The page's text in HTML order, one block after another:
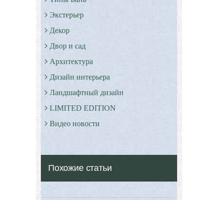
Экстерьер
Декор
Двор и сад
Архитектура
Дизайн интерьера
Ландшафтный дизайн
LIMITED EDITION
Видео новости
Другие услуги
Похожие статьи